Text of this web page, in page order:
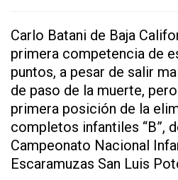
Carlo Batani de Baja
primera competencia de
puntos, a pesar de salir
de paso de la muerte,
primera posición de la
completos infantiles “B”,
Campeonato Nacional
Escaramuzas San Luis